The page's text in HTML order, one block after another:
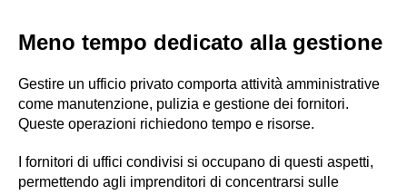
Meno tempo dedicato alla gestione
Gestire un ufficio privato comporta attività amministrative
come manutenzione, pulizia e gestione dei fornitori.
Queste operazioni richiedono tempo e risorse.
I fornitori di uffici condivisi si occupano di questi aspetti,
permettendo agli imprenditori di concentrarsi sulle